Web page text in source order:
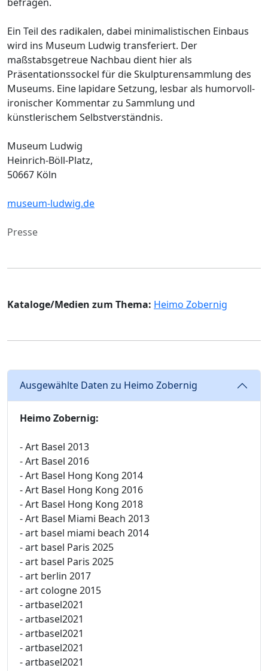
Ein Teil des radikalen, dabei minimalistischen Einbaus
wird ins Museum Ludwig transferiert. Der
maßstabsgetreue Nachbau dient hier als
Präsentationssockel für die Skulpturensammlung des
Museums. Eine lapidare Setzung, lesbar als humorvoll-
ironischer Kommentar zu Sammlung und
künstlerischem Selbstverständnis.
Museum Ludwig
Heinrich-Böll-Platz,
50667 Köln
museum-ludwig.de
Presse
Kataloge/Medien zum Thema: Heimo Zobernig
Ausgewählte Daten zu Heimo Zobernig
Heimo Zobernig:
- Art Basel 2013
- Art Basel 2016
- Art Basel Hong Kong 2014
- Art Basel Hong Kong 2016
- Art Basel Hong Kong 2018
- Art Basel Miami Beach 2013
- art basel miami beach 2014
- art basel Paris 2025
- art basel Paris 2025
- art berlin 2017
- art cologne 2015
- artbasel2021
- artbasel2021
- artbasel2021
- artbasel2021
- artbasel2021